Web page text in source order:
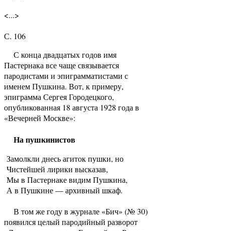
<...>
С. 106
С конца двадцатых годов имя
Пастернака все чаще связывается
пародистами и эпиграмматистами с
именем Пушкина. Вот, к примеру,
эпиграмма Сергея Городецкого,
опубликованная 18 августа 1928 года в
«Вечерней Москве»:
На пушкинистов
Замолкли днесь агиток пушки, но
Чистейшей лирики высказав,
Мы в Пастернаке видим Пушкина,
А в Пушкине — архивный шкаф.
В том же году в журнале «Бич» (№ 30)
появился целый пародийный разворот